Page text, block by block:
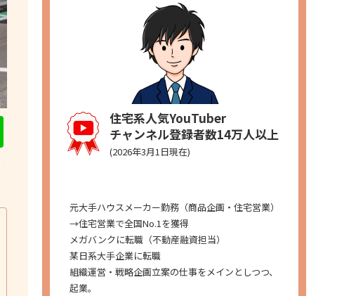
住宅系人気YouTuber
チャンネル登録者数14万人以上
(2026年3月1日現在)
元大手ハウスメーカー勤務（商品企画・住宅営業）
→住宅営業で全国No.1を獲得
メガバンクに転職（不動産融資担当）
某日系大手企業に転職
組織運営・戦略企画立案の仕事をメインとしつつ、
起業。